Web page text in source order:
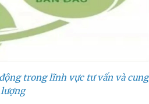
trong lĩnh vực tư vấn và cung